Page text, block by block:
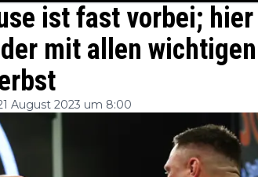
ist fast vorbei;
mit allen
August 2023 um 8:00